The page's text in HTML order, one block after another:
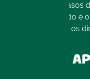
representam casos
Todo o conteúdo é
autorais. Todos os